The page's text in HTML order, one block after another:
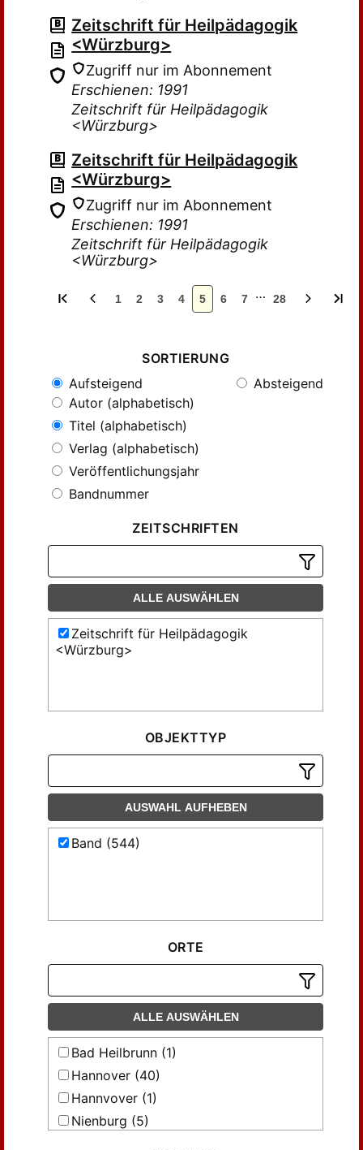
Zeitschrift für Heilpädagogik
<Würzburg>
Zugriff nur im Abonnement
Erschienen: 1991
Zeitschrift für Heilpädagogik
<Würzburg>
Zeitschrift für Heilpädagogik
<Würzburg>
Zugriff nur im Abonnement
Erschienen: 1991
Zeitschrift für Heilpädagogik
<Würzburg>
1 2 3 4 5 6 7 … 28
SORTIERUNG
Aufsteigend
Absteigend
Autor (alphabetisch)
Titel (alphabetisch)
Verlag (alphabetisch)
Veröffentlichungsjahr
Bandnummer
ZEITSCHRIFTEN
ALLE AUSWÄHLEN
Zeitschrift für Heilpädagogik
<Würzburg>
OBJEKTTYP
AUSWAHL AUFHEBEN
Band (544)
ORTE
ALLE AUSWÄHLEN
Bad Heilbrunn (1)
Hannover (40)
Hannvover (1)
Nienburg (5)